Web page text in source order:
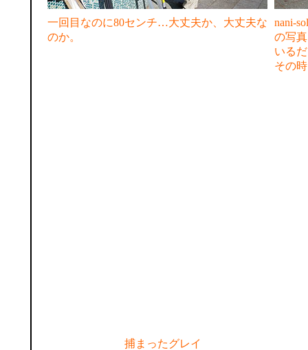
一回目なのに80センチ…大丈夫か、大丈夫な
のか。
nani-
の写
いる
その
捕まったグレイ